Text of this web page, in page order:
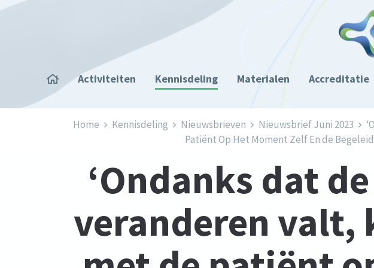
Home Activiteiten Kennisdeling Materialen Accreditatie
Kruimelpad
Home Kennisdeling Nieuwsbrieven Nieuwsbrief Juni 2023
Patiënt Op Het Moment Zelf En de
‘Ondanks dat
veranderen valt,